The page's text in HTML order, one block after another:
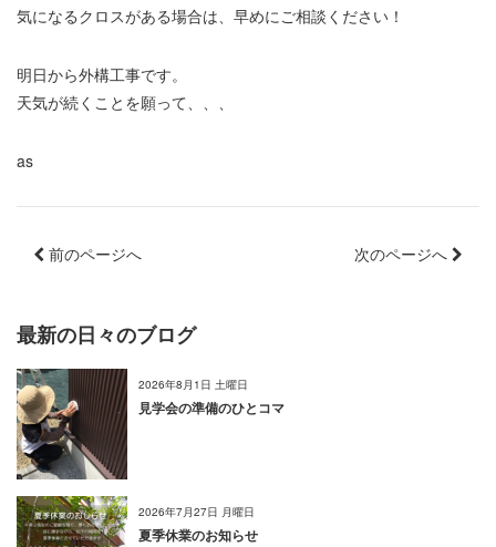
気になるクロスがある場合は、早めにご相談ください！
明日から外構工事です。
天気が続くことを願って、、、
as
前のページへ 次のページへ
最新の日々のブログ
2026年8月1日 土曜日
見学会の準備のひとコマ
2026年7月27日 月曜日
夏季休業のお知らせ